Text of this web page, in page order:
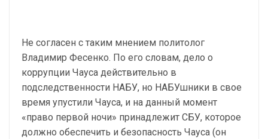
Не согласен с таким мнением политолог
Владимир Фесенко. По его словам, дело о
коррупции Чауса действительно в
подследственности НАБУ, но НАБУшники в свое
время упустили Чауса, и на данный момент
«право первой ночи» принадлежит СБУ, которое
должно обеспечить и безопасность Чауса (он